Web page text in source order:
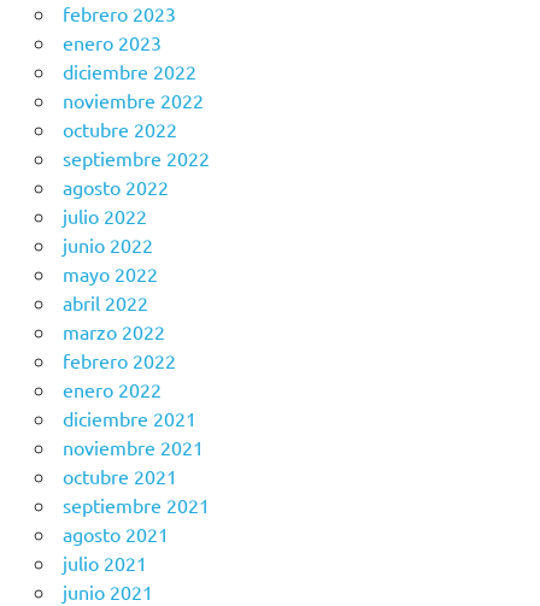
febrero 2023
enero 2023
diciembre 2022
noviembre 2022
octubre 2022
septiembre 2022
agosto 2022
julio 2022
junio 2022
mayo 2022
abril 2022
marzo 2022
febrero 2022
enero 2022
diciembre 2021
noviembre 2021
octubre 2021
septiembre 2021
agosto 2021
julio 2021
junio 2021